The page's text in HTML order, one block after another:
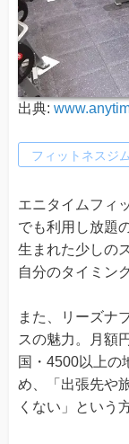
出典:
フィットネスジ
エニタイムフィ
でも利用し放題
生まれた少しの
自分のタイミン
また、リーズナ
スの魅力。月額
国・4500以上の
め、「出張先や
くない」という